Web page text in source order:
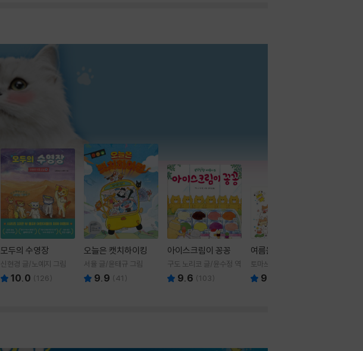
모두의 수영장
신현경 글/노예지 그림
10.0 (126)
오늘은 캣치하이킹
서율 글/윤태규 그림
9.9 (41 )
아이스크림이 꽁꽁
구도 노리코 글/윤수정 역
9.6 (103)
여름을 부탁해
토마쓰리 글그림
9.8